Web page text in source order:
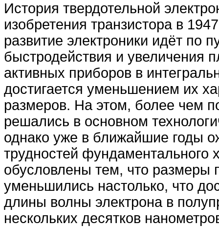
История твердотельной
изобретения транзистора в
развитие электроники идёт по
быстродействия и увеличения
активных приборов в
достигается уменьшением их
размеров. На этом, более чем
решались в основном
однако уже в ближайшие годы
трудностей фундаментального
обусловлены тем, что размеры
уменьшились настолько, что
длины волны электрона в
нескольких десятков